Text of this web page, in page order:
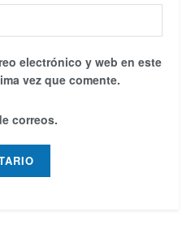
electrónico y web en este
vez que comente.
correos.